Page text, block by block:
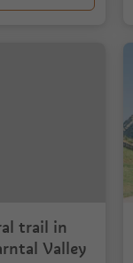
trail in
Valley